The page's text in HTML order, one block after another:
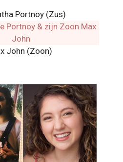
Portnoy (Zus)
John (Zoon)